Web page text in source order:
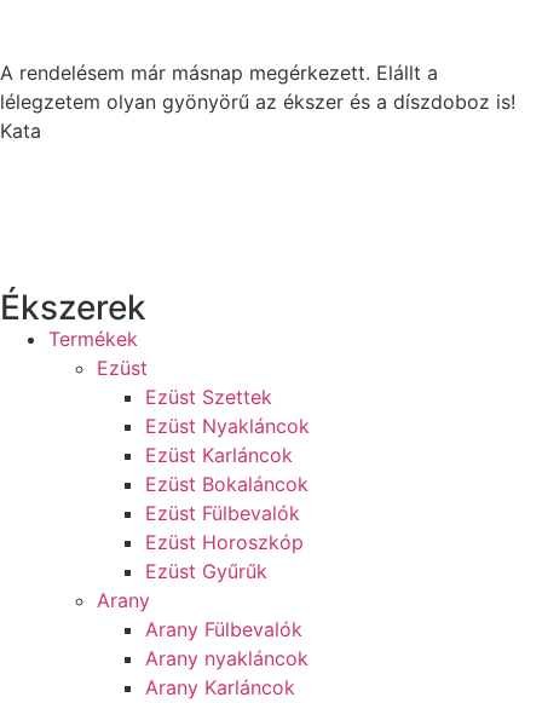
A rendelésem már másnap megérkezett. Elállt a
lélegzetem olyan gyönyörű az ékszer és a díszdoboz is!
Kata
Ékszerek
Termékek
Ezüst
Ezüst Szettek
Ezüst Nyakláncok
Ezüst Karláncok
Ezüst Bokaláncok
Ezüst Fülbevalók
Ezüst Horoszkóp
Ezüst Gyűrűk
Arany
Arany Fülbevalók
Arany nyakláncok
Arany Karláncok